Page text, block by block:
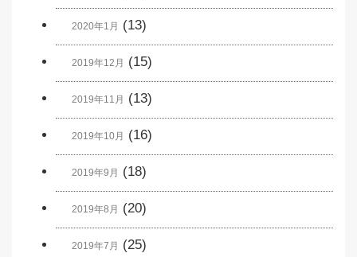
2020年1月 (13)
2019年12月 (15)
2019年11月 (13)
2019年10月 (16)
2019年9月 (18)
2019年8月 (20)
2019年7月 (25)